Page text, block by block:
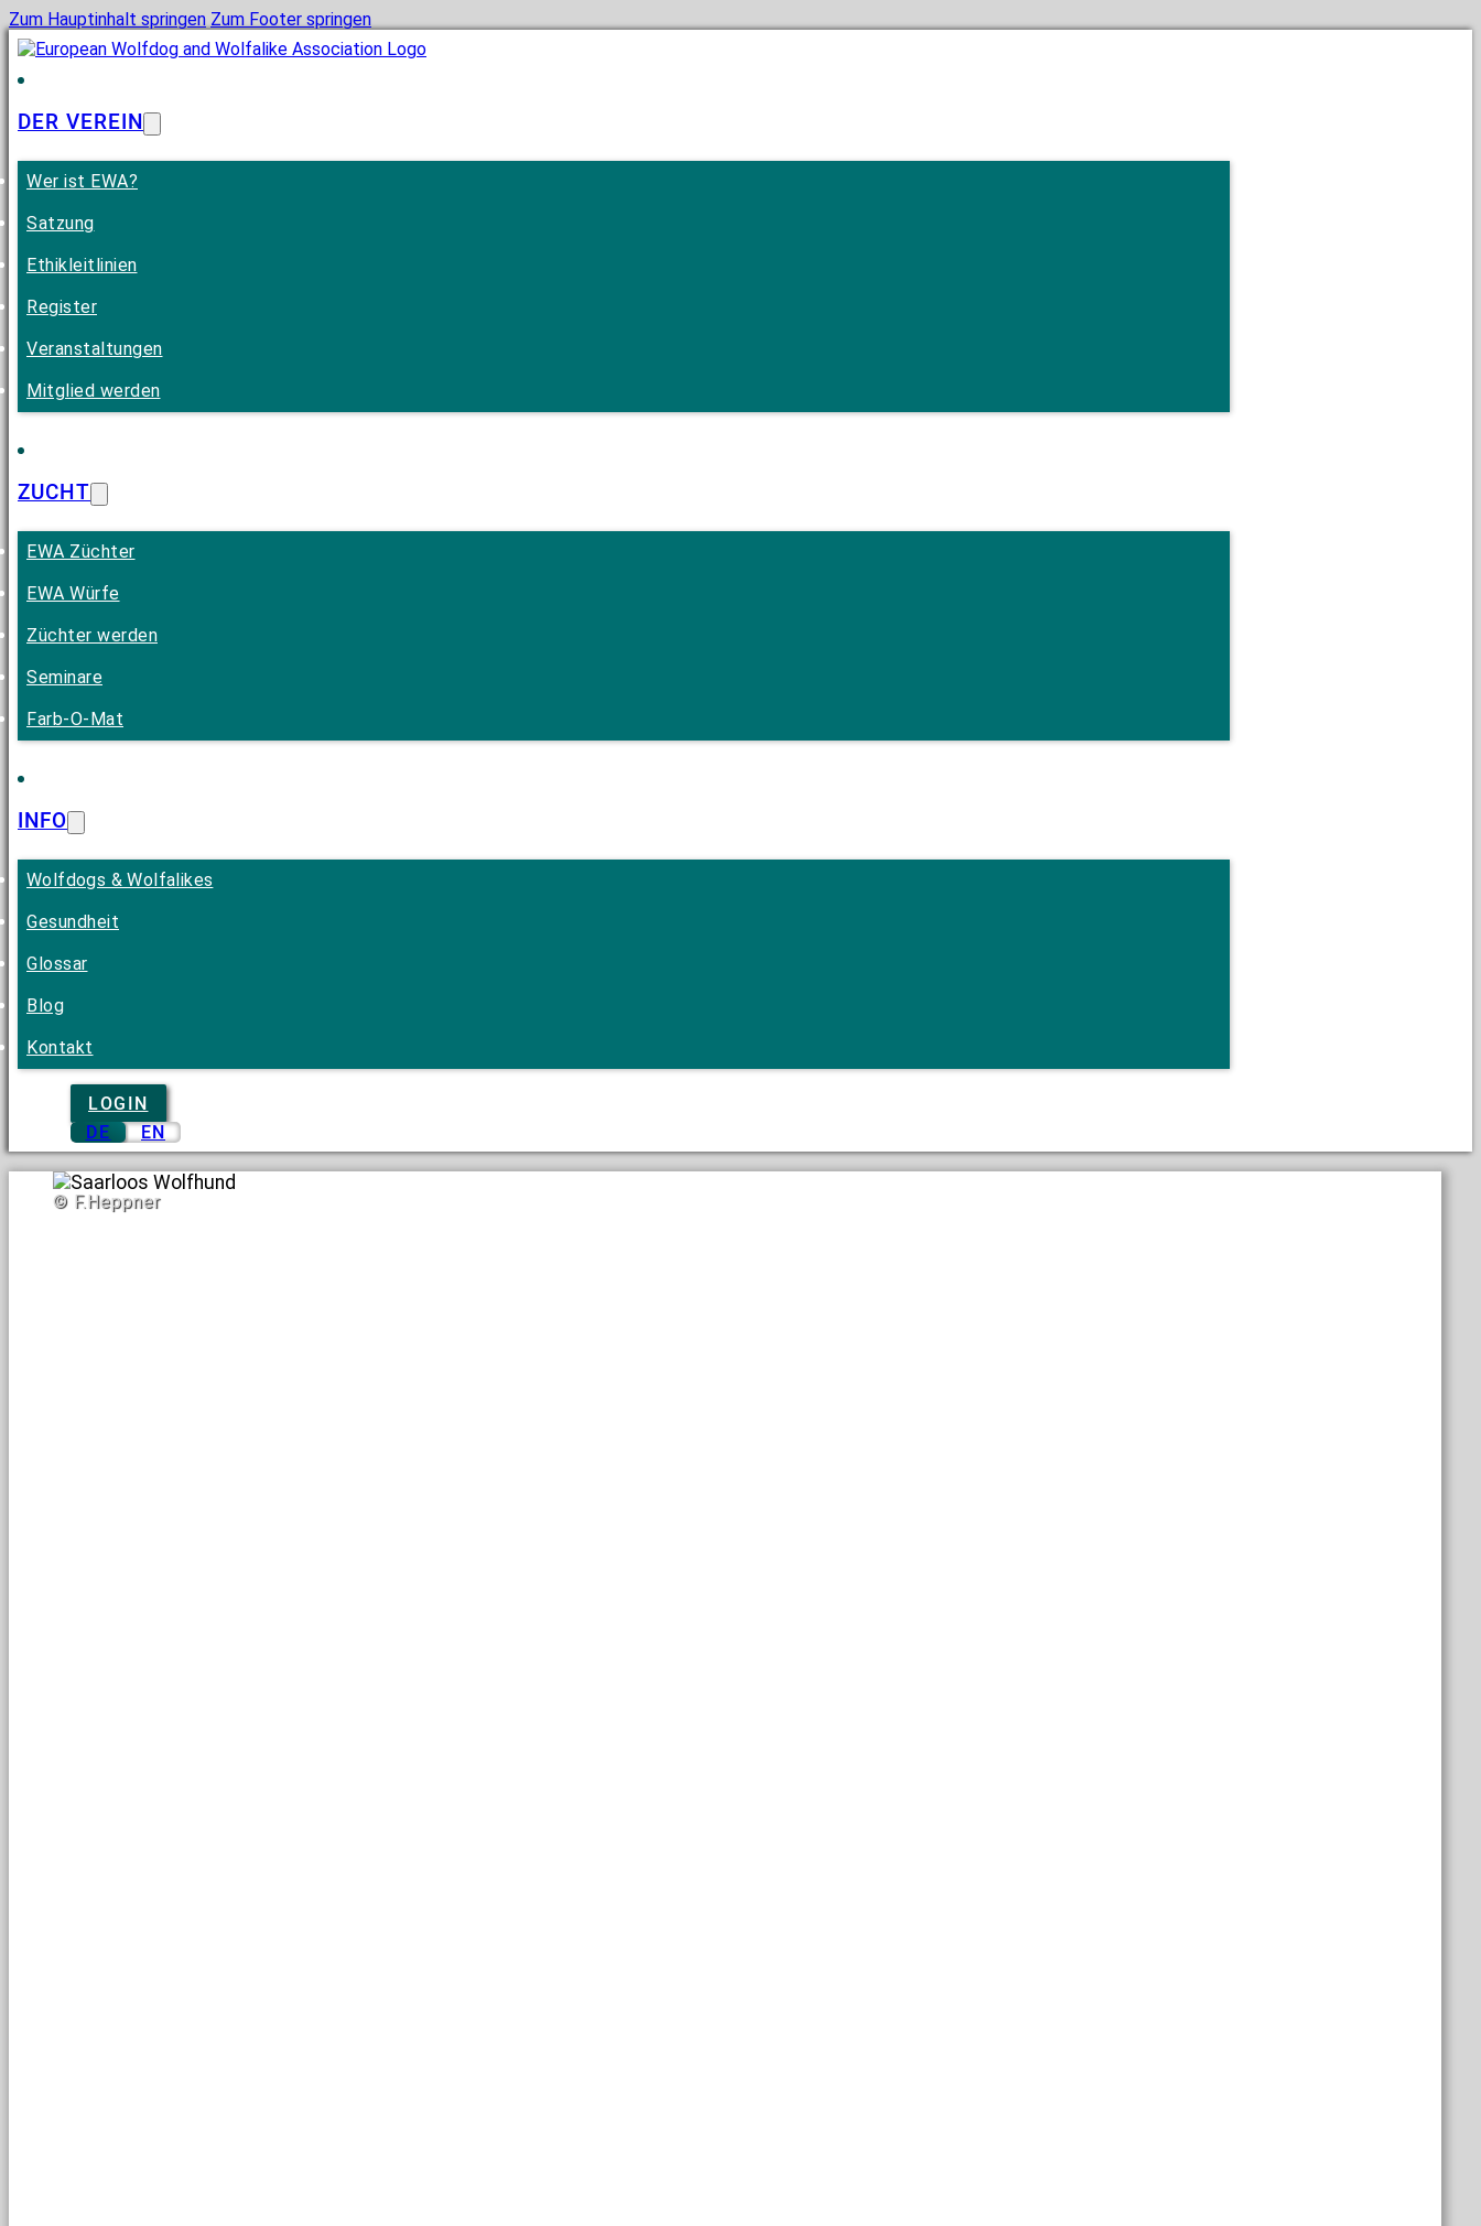
Zum Hauptinhalt springen Zum Footer springen
DER VEREIN
Wer ist EWA?
Satzung
Ethikleitlinien
Register
Veranstaltungen
Mitglied werden
ZUCHT
EWA Züchter
EWA Würfe
Züchter werden
Seminare
Farb-O-Mat
INFO
Wolfdogs & Wolfalikes
Gesundheit
Glossar
Blog
Kontakt
LOGIN
DE
EN
© F.Heppner